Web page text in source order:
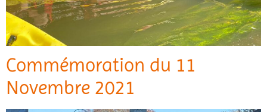
Commémoration du 11
Novembre 2021